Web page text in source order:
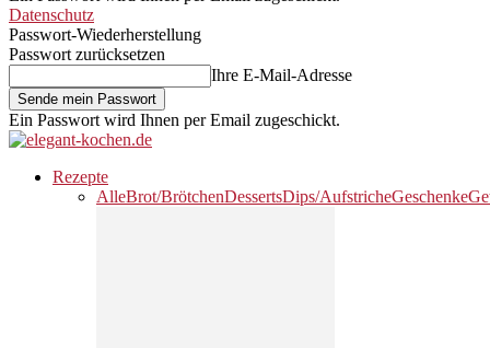
Datenschutz
Passwort-Wiederherstellung
Passwort zurücksetzen
Ihre E-Mail-Adresse
Ein Passwort wird Ihnen per Email zugeschickt.
Rezepte
AlleBrot/BrötchenDessertsDips/AufstricheGeschenke